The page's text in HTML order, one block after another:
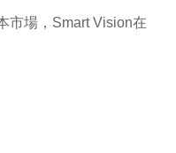
市場，Smart Vision在